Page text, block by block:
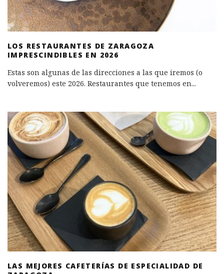
LOS RESTAURANTES DE ZARAGOZA
IMPRESCINDIBLES EN 2026
Estas son algunas de las direcciones a las que iremos (o
volveremos) este 2026. Restaurantes que tenemos en...
LAS MEJORES CAFETERÍAS DE ESPECIALIDAD DE